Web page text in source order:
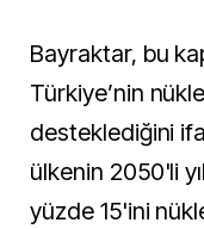
Bayraktar, bu
Türkiye’nin
desteklediğini
ülkenin 2050'li
yüzde 15'ini